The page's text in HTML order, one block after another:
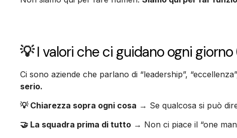
💡I valori che ci guidano ogni giorno
Ci sono aziende che parlano di “leadership”,
serio.
💡 Chiarezza sopra ogni cosa → Se qualcosa si può
🤝 La squadra prima di tutto → Non ci piace il “one